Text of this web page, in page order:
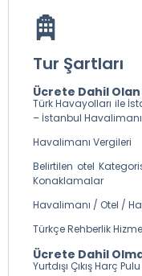
araçlarımızla
transferlerimiz
Tur Şartları
Ücrete Dahil
Türk Havayolları ile
– İstanbul
Havalimanı Vergileri
Belirtilen otel
Konaklamalar
Havalimanı / Otel /
Türkçe Rehberlik
Ücrete Dahil
Yurtdışı Çıkış